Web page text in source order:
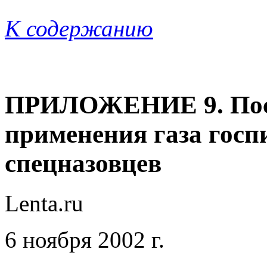
К содержанию
ПРИЛОЖЕНИЕ 9.
применения газа
спецназовцев
Lenta.ru
6 ноября 2002 г.